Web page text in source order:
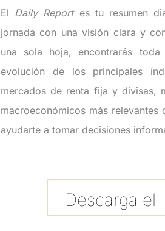
El Daily Reportes tu resumen
jornada con una visión clara y
una sola hoja, encontrarás
evolución de los principales
mercados de renta fija y divisas,
macroeconómicos más relevantes
ayudarte a tomar decisiones
Descarga el